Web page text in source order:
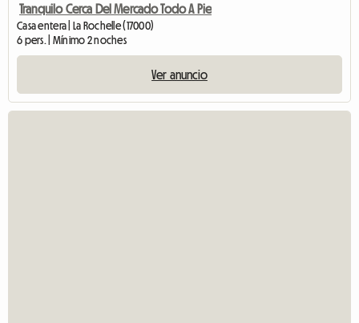
Tranquilo Cerca Del Mercado Todo A Pie
Casa entera | La Rochelle (17000)
6 pers. | Mínimo 2 noches
Ver anuncio